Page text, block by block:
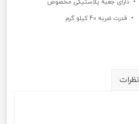
• قدرت ضربه 40 کیلو گرم
نظرات